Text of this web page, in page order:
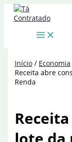
para
Início
Economia
Receita abre
Renda